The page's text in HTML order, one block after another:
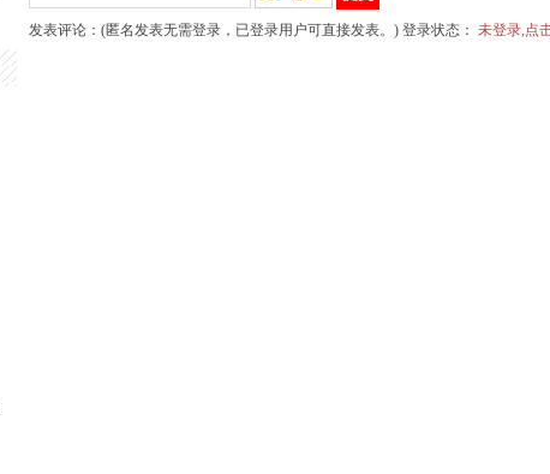
发表评论：(匿名发表无需登录，已登录用户可直接发表。) 登录状态： 未登录,点